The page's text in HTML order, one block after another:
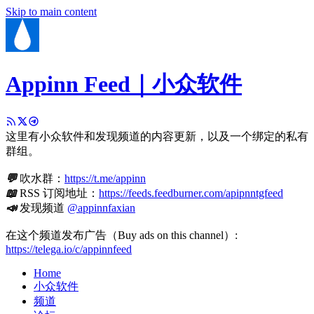
Skip to main content
Appinn Feed｜小众软件
这里有小众软件和发现频道的内容更新，以及一个绑定的私有
群组。
💬吹水群： https://t.me/appinn
📖RSS 订阅地址： https://feeds.feedburner.com/apipnntgfeed
📣发现频道 @appinnfaxian
在这个频道发布广告（Buy ads on this channel）:
https://telega.io/c/appinnfeed
Home
小众软件
频道